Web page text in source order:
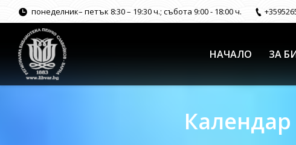
понеделник– петък 8:30 – 19:30 ч.; събота 9:00 - 18:00 ч.
НАЧАЛО ЗА